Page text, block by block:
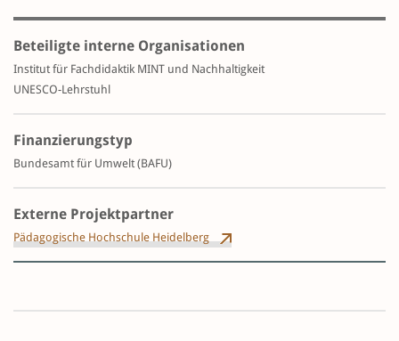
Beteiligte interne Organisationen
Institut für Fachdidaktik MINT und Nachhaltigkeit
UNESCO-Lehrstuhl
Finanzierungstyp
Bundesamt für Umwelt (BAFU)
Externe Projektpartner
Pädagogische Hochschule Heidelberg